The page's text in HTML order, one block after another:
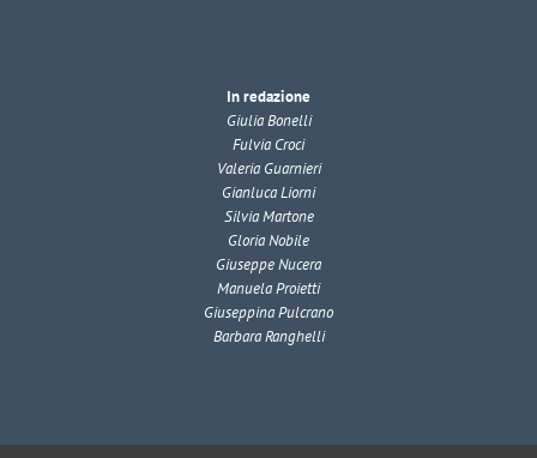
In redazione
Giulia Bonelli
Fulvia Croci
Valeria Guarnieri
Gianluca Liorni
Silvia Martone
Gloria Nobile
Giuseppe Nucera
Manuela Proietti
Giuseppina Pulcrano
Barbara Ranghelli